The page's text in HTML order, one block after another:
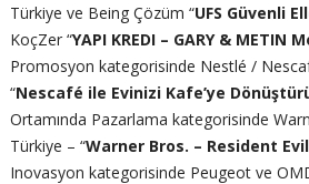
Türkiye ve Being Çözüm “UFS Güvenli
KoçZer “YAPI KREDI – GARY & METIN
Promosyon kategorisinde Nestlé /
“Nescafé ile Evinizi Kafe’ye
Ortamında Pazarlama kategorisinde
Türkiye – “Warner Bros. – Resident
Inovasyon kategorisinde Peugeot ve